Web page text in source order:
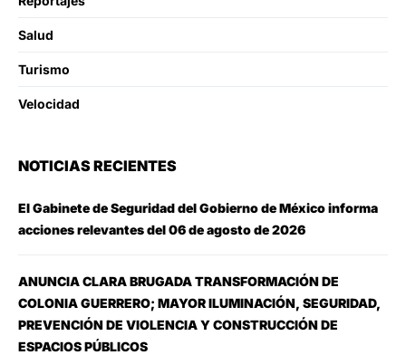
Salud
Turismo
Velocidad
NOTICIAS RECIENTES
El Gabinete de Seguridad del Gobierno de México informa
acciones relevantes del 06 de agosto de 2026
ANUNCIA CLARA BRUGADA TRANSFORMACIÓN DE
COLONIA GUERRERO; MAYOR ILUMINACIÓN, SEGURIDAD,
PREVENCIÓN DE VIOLENCIA Y CONSTRUCCIÓN DE
ESPACIOS PÚBLICOS